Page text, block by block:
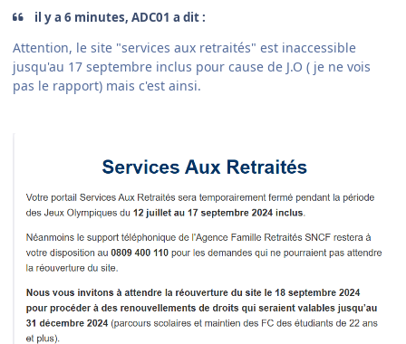
il y a 6 minutes, ADC01 a dit :
Attention, le site "services aux retraités" est inaccessible
jusqu'au 17 septembre inclus pour cause de J.O ( je ne vois
pas le rapport) mais c'est ainsi.